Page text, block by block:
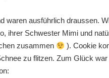
waren ausführlich draussen.
ihrer Schwester Mimi und
zusammen
). Cookie
zu flitzen. Zum Glück